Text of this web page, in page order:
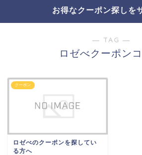
お得なクーポン探しを
― TAG ―
ロゼべクーポン
クーポン
ロゼべのクーポンを探してい
る方へ